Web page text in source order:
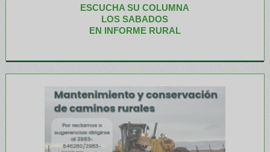
ESCUCHA SU COLUMNA
LOS SABADOS
EN INFORME RURAL